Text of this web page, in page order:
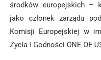
środków europejskich –
jako członek zarządu
Komisji Europejskiej w
Życia i Godności ONE OF